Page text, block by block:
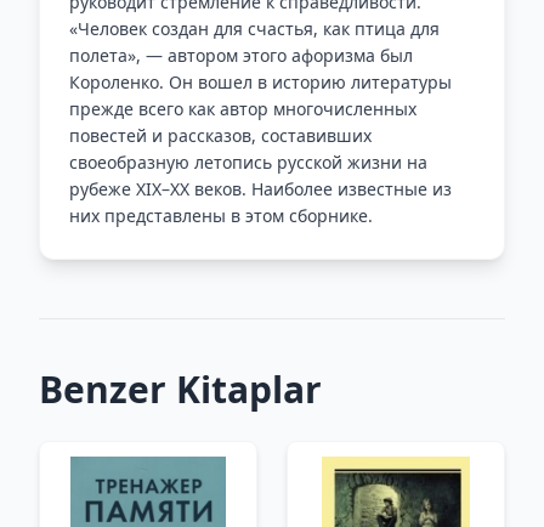
«Человек создан для счастья, как птица для
полета», — автором этого афоризма был
Короленко. Он вошел в историю литературы
прежде всего как автор многочисленных
повестей и рассказов, составивших
своеобразную летопись русской жизни на
рубеже XIX–XX веков. Наиболее известные из
них представлены в этом сборнике.
Benzer Kitaplar